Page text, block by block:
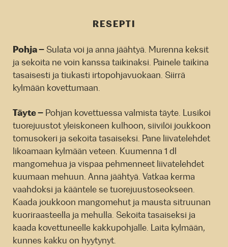
RESEPTI
Pohja – Sulata voi ja anna jäähtyä. Murenna keksit
ja sekoita ne voin kanssa taikinaksi. Painele taikina
tasaisesti ja tiukasti irtopohjavuokaan. Siirrä
kylmään kovettumaan.
Täyte – Pohjan kovettuessa valmista täyte. Lusikoi
tuorejuustot yleiskoneen kulhoon, siivilöi joukkoon
tomusokeri ja sekoita tasaiseksi. Pane liivatelehdet
likoamaan kylmään veteen. Kuumenna 1 dl
mangomehua ja vispaa pehmenneet liivatelehdet
kuumaan mehuun. Anna jäähtyä. Vatkaa kerma
vaahdoksi ja kääntele se tuorejuustoseokseen.
Kaada joukkoon mangomehut ja mausta sitruunan
kuoriraasteella ja mehulla. Sekoita tasaiseksi ja
kaada kovettuneelle kakkupohjalle. Laita kylmään,
kunnes kakku on hyytynyt.